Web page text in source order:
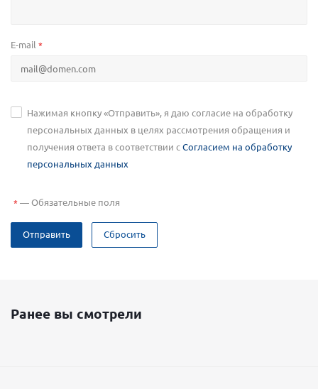
E-mail *
Нажимая кнопку «Отправить», я даю согласие на обработку
персональных данных в целях рассмотрения обращения и
получения ответа в соответствии сСогласием на обработку
персональных данных
*—Обязательные поля
Отправить Сбросить
Ранее вы смотрели